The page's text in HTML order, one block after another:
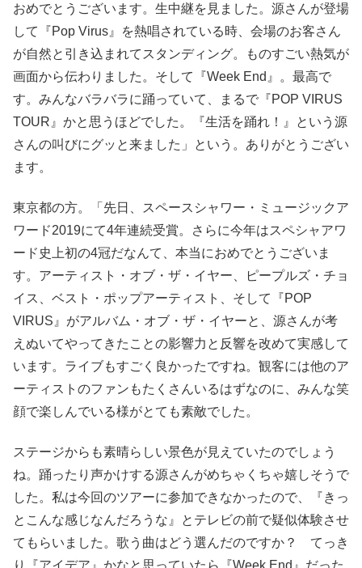
おめでとうございます。生中継を見ました。源さんが登場
して『Pop Virus』を熱唱されている時、会場のお客さん
が自然と引き込まれてスタンディング。ものすごい熱気が
画面から伝わりました。そして『Week End』。最高で
す。みんなバラバラに踊っていて、まるで『POP VIRUS
TOUR』かと思うほどでした。『生活を踊れ！』という源
さんの叫びにグッと来ました」という。ありがとうござい
ます。
東京都の方。「先日、スペースシャワー・ミュージックア
ワード2019にて4年連続受賞。さらに今年はスペシャアワ
ード史上初の4冠だなんて、本当におめでとうございま
す。アーティスト・オブ・ザ・イヤー、ピープルズ・チョ
イス、ベスト・ポップアーティスト、そして『POP
VIRUS』がアルバム・オブ・ザ・イヤーと、源さんが考
えぬいてやってきたことの影響力と反響を改めて実感して
います。ライブもすごく良かったですね。観客には他のア
ーティストのファンもたくさんいるはずなのに、みんな笑
顔で楽しんでいる様がとても素敵でした。
ステージからも素晴らしい景色が見えていたのでしょう
ね。踊ったり声かけする源さんがめちゃくちゃ嬉しそうで
した。私は今回のツアーに参加できなかったので、『きっ
とこんな感じなんだろうな』とテレビの前で疑似体験させ
てもらいました。歌う曲はどう選んだのですか？ てっき